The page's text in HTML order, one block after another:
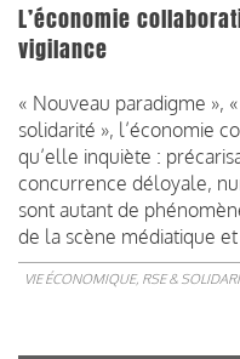
L’économie
vigilance
« Nouveau paradigme »,
solidarité », l’économie
qu’elle inquiète :
concurrence déloyale,
sont autant de
de la scène médiatique et
VIE ÉCONOMIQUE, RSE &